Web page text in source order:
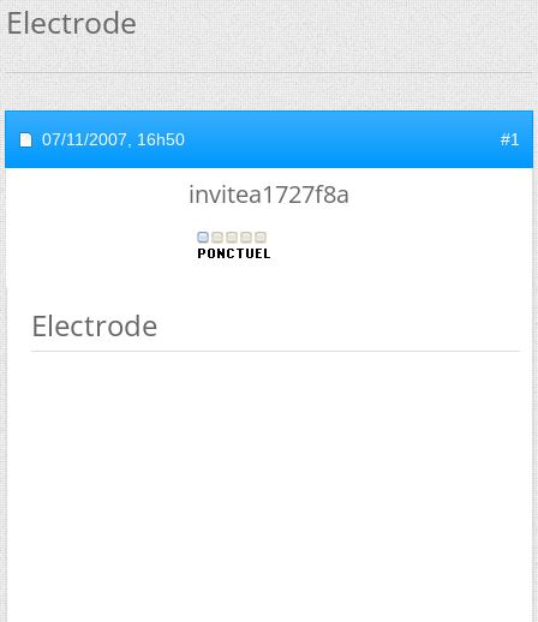
Electrode
07/11/2007, 16h50 #1
invitea1727f8a
Electrode